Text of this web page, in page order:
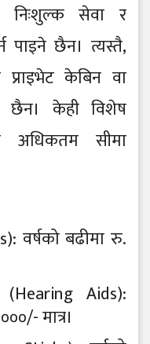
निःशुल्क सेवा र
पाइने छैन। त्यस्तै,
प्राइभेट केबिन वा
छैन। केही विशेष
अधिकतम सीमा
वर्षको बढीमा रु.
Aids):
मात्र।